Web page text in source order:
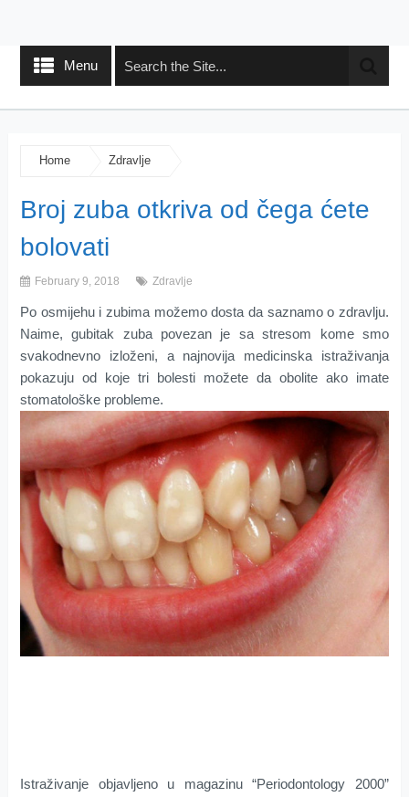
Menu
Home Zdravlje
Broj zuba otkriva od čega ćete
bolovati
February 9, 2018 Zdravlje
Po osmijehu i zubima možemo dosta da saznamo o zdravlju.
Naime, gubitak zuba povezan je sa stresom kome smo
svakodnevno izloženi, a najnovija medicinska istraživanja
pokazuju od koje tri bolesti možete da obolite ako imate
stomatološke probleme.
Istraživanje objavljeno u magazinu “Periodontology 2000”